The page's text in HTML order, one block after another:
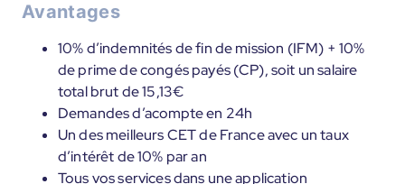
Avantages
10% d’indemnités de fin de mission (IFM) + 10%
de prime de congés payés (CP), soit un salaire
total brut de 15,13€
Demandes d’acompte en 24h
Un des meilleurs CET de France avec un taux
d’intérêt de 10% par an
Tous vos services dans une application